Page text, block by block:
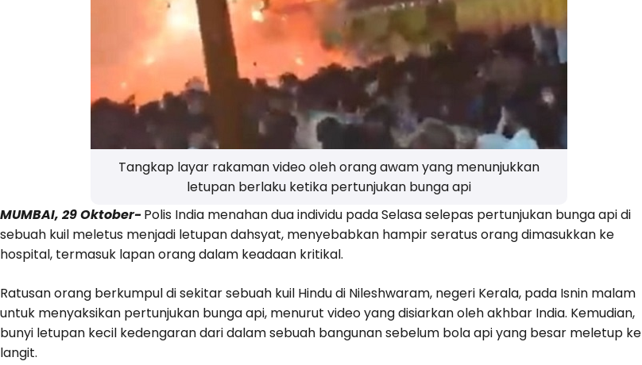
Tangkap layar rakaman video oleh orang awam yang menunjukkan
letupan berlaku ketika pertunjukan bunga api
MUMBAI, 29 Oktober-Polis India menahan dua individu pada Selasa selepas pertunjukan bunga api di
sebuah kuil meletus menjadi letupan dahsyat, menyebabkan hampir seratus orang dimasukkan ke
hospital, termasuk lapan orang dalam keadaan kritikal.
Ratusan orang berkumpul di sekitar sebuah kuil Hindu di Nileshwaram, negeri Kerala, pada Isnin malam
untuk menyaksikan pertunjukan bunga api, menurut video yang disiarkan oleh akhbar India. Kemudian,
bunyi letupan kecil kedengaran dari dalam sebuah bangunan sebelum bola api yang besar meletup ke
langit.